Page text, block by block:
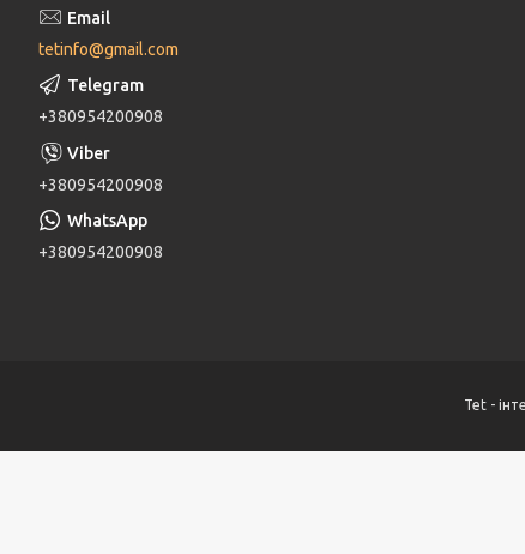
tetinfo@gmail.com
+380954200908
+380954200908
+380954200908